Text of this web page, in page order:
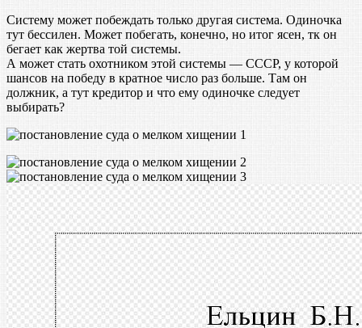
Систему может побеждать только другая система. Одиночка
тут бессилен. Может побегать, конечно, но итог ясен, тк он
бегает как жертва той системы.
А может стать охотником этой системы — СССР, у которой
шансов на победу в кратное число раз больше. Там он
должник, а тут кредитор и что ему одиночке следует
выбирать?